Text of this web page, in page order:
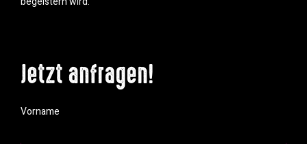
Jetzt anfragen!
Vorname